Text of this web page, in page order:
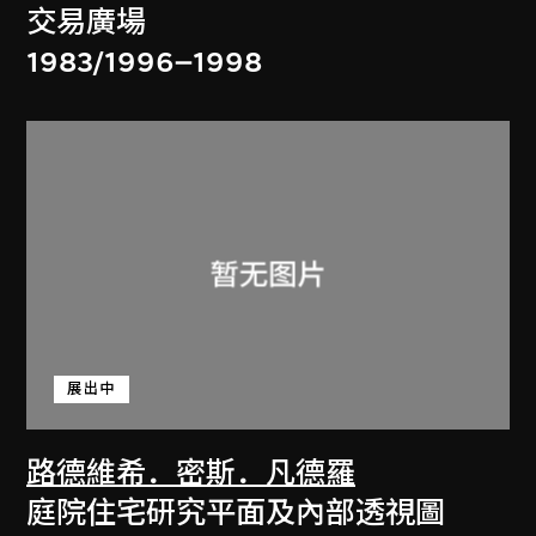
交易廣場
1983/1996–1998
路德維希．密斯．凡德羅
展出中
庭院住宅研究平面及內部透視圖